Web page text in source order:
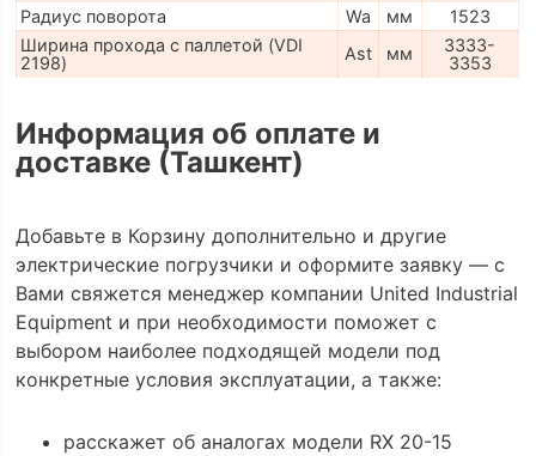
Радиус поворота
Wa мм
1523
Ширина прохода с паллетой (VDI
2198)
Ast мм
3333-
3353
Информация об оплате и
доставке (Ташкент)
Добавьте в Корзину дополнительно и другие
электрические погрузчики и оформите заявку — с
Вами свяжется менеджер компании United Industrial
Equipment и при необходимости поможет с
выбором наиболее подходящей модели под
конкретные условия эксплуатации, а также:
расскажет об аналогах модели RX 20-15